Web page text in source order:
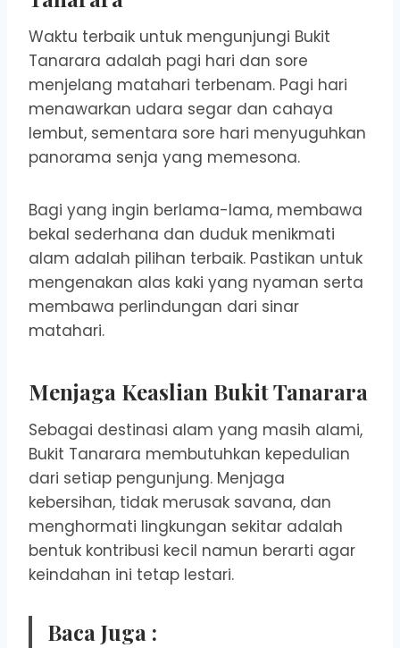
Waktu terbaik untuk mengunjungi Bukit
Tanarara adalah pagi hari dan sore
menjelang matahari terbenam. Pagi hari
menawarkan udara segar dan cahaya
lembut, sementara sore hari menyuguhkan
panorama senja yang memesona.
Bagi yang ingin berlama-lama, membawa
bekal sederhana dan duduk menikmati
alam adalah pilihan terbaik. Pastikan untuk
mengenakan alas kaki yang nyaman serta
membawa perlindungan dari sinar
matahari.
Menjaga Keaslian Bukit Tanarara
Sebagai destinasi alam yang masih alami,
Bukit Tanarara membutuhkan kepedulian
dari setiap pengunjung. Menjaga
kebersihan, tidak merusak savana, dan
menghormati lingkungan sekitar adalah
bentuk kontribusi kecil namun berarti agar
keindahan ini tetap lestari.
Baca Juga :